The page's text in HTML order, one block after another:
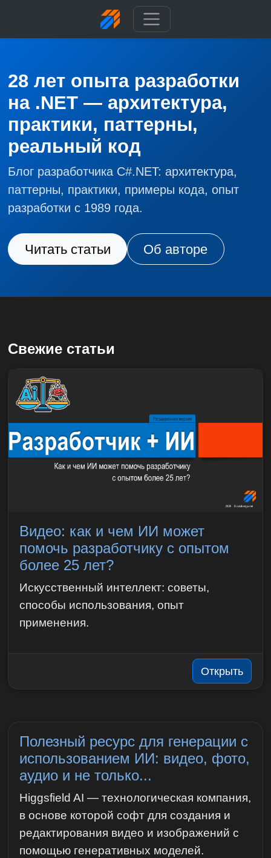
28 лет опыта разработки
на .NET — архитектура,
практики, паттерны,
реальный код
Блог разработчика C#.NET: архитектура,
паттерны, практики, примеры кода, опыт
разработки с 1989 года.
Читать статьи Об авторе
Свежие статьи
Видео: как и чем ИИ может
помочь разработчику с опытом
более 25 лет?
Искусственный интеллект: советы,
способы использования, опыт
применения.
Открыть
Полезный ресурс для генерации с
использованием ИИ: видео, фото,
аудио и не только...
Higgsfield AI — технологическая компания,
в основе которой софт для создания и
редактирования видео и изображений с
помощью генеративных моделей.